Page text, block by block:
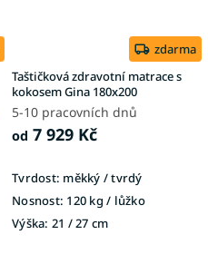
zdarma
Taštičková zdravotní matrace s
kokosem Gina 180x200
5-10 pracovních dnů
od 7 929 Kč
Tvrdost: měkký / tvrdý
Nosnost: 120 kg ​​​​​/ lůžko
Výška: 21 / 27 cm